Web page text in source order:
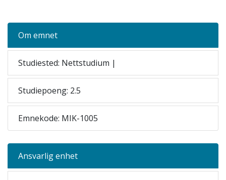
Om emnet
Studiested: Nettstudium |
Studiepoeng: 2.5
Emnekode: MIK-1005
Ansvarlig enhet